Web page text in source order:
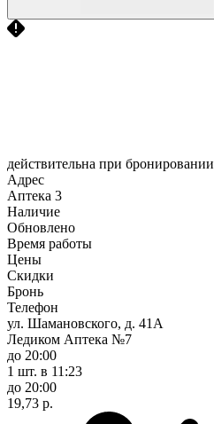
действительна при бронировании
Адрес
Аптека 3
Наличие
Обновлено
Время работы
Цены
Скидки
Бронь
Телефон
ул. Шамановского, д. 41А
Ледиком Аптека №7
до 20:00
1 шт. в 11:23
до 20:00
19,73 р.